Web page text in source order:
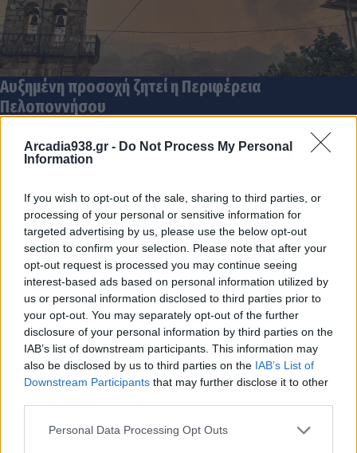
Arcadia938.gr - Do Not Process My Personal
Information
If you wish to opt-out of the sale, sharing to third parties, or
processing of your personal or sensitive information for
targeted advertising by us, please use the below opt-out
section to confirm your selection. Please note that after your
opt-out request is processed you may continue seeing
interest-based ads based on personal information utilized by
us or personal information disclosed to third parties prior to
your opt-out. You may separately opt-out of the further
disclosure of your personal information by third parties on the
IAB’s list of downstream participants. This information may
also be disclosed by us to third parties on the IAB’s List of
Downstream Participants that may further disclose it to other
Personal Data Processing Opt Outs
Αυξημένη προσοχή ζητεί η Περιφέρεια
Πελοποννήσου
Ορνιθολογική Εταιρεία: "Κακή ιδέα" ο φωτισμός
του Κοκκινόβραχου στο Λεωνίδιο